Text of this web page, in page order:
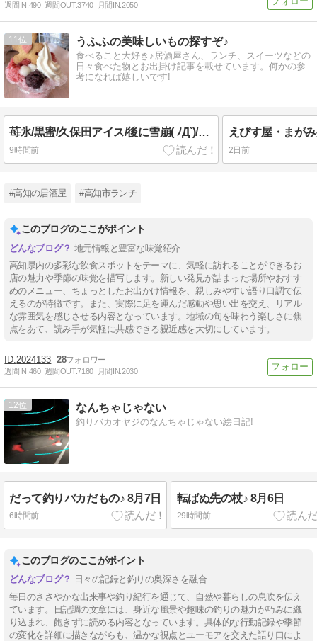
週間IN:490 週間OUT:3740 月間IN:2050
11 うふふの美味しいもの探すぞ♪
食べること大好き♪居酒屋さん、ランチ、スイーツなどの
日々食べた物とお出掛け記事を載せています。何かの参
考になれば嬉しいです!
苺氷/黒蜜/久保田アイス/後に雪崩( ﾉД`)/無料バック
9時間前
えびす屋・まが
2日前
#高知の居酒屋 #高知市ランチ
このブログのここがポイント
地元情報と豊富な味覚紹介
高知県内の多彩な飲食スポットをテーマに、気軽に訪れることができるお
店の魅力や季節の味覚を描写します。新しい発見が詰まった場所やおすす
めのメニュー、ちょっとしたお出かけ情報を、親しみやすい語り口調で伝
えるのが特徴です。また、実際に足を運んだ感動や思い出を交え、リアル
な雰囲気を感じさせる内容となっています。地域の旬を味わう楽しさに焦
点をあて、読み手が気軽に共感できる親近感を大切にしています。
2024133 28
週間IN:460 週間OUT:7180 月間IN:2030
12 なんちゃじゃない
釣りバカオヤジのなんちゃじゃない絵日記!
だって釣りバカだもの♪ 8月7日
6時間前
転ばぬ先の杖♪ 8月6日
29時間前
このブログのここがポイント
日々の記録と釣りの奥深さを融合
毎日のささやかな出来事や釣り紀行を通じて、自然や暮らしの息吹を伝え
ています。日記調の文章には、身近な風景や趣味の釣りの魅力が巧みに織
り込まれ、飽きずに読める内容となっています。具体的な行動記録や季節
の変化を詳細に描きながらも、温かな視点とユーモアを交えた語り口によ